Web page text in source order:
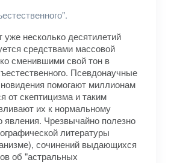
уже несколько десятилетий
средствами массовой
сменившими свой тон в
Псевдонаучные
помогают миллионам
от скептицизма и таким
их к нормальному
явления. Чрезвычайно полезно
литературы
сочинений выдающихся
об "астральных